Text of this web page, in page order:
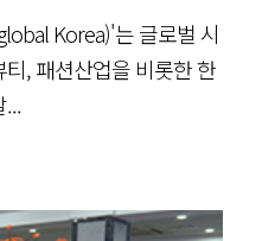
Korea)'는 글로벌 시
, 패션산업을 비롯한 한
...